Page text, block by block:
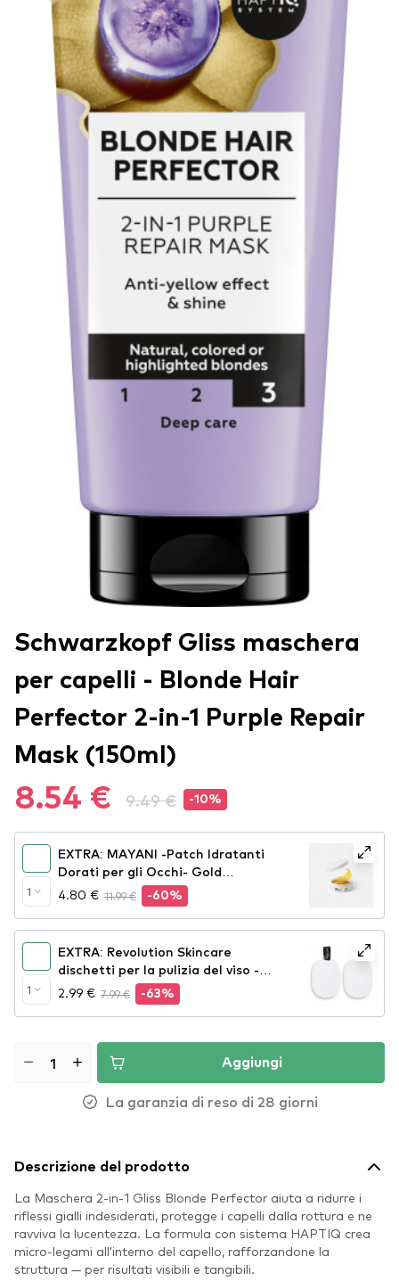
Schwarzkopf Gliss maschera
per capelli - Blonde Hair
Perfector 2-in-1 Purple Repair
Mask (150ml)
8.54 € 9.49 € -10%
1
EXTRA: MAYANI -Patch Idratanti
Dorati per gli Occhi- Gold
Hydrating Eye Patches
4.80 € 11.99 € -60%
1
EXTRA: Revolution Skincare
dischetti per la pulizia del viso -
Soft Cleansing Sponges
2.99 € 7.99 € -63%
Aggiungi
La garanzia di reso di 28 giorni
Descrizione del prodotto
La Maschera 2-in-1 Gliss Blonde Perfector aiuta a ridurre i
riflessi gialli indesiderati, protegge i capelli dalla rottura e ne
ravviva la lucentezza. La formula con sistema HAPTIQ crea
micro-legami all'interno del capello, rafforzandone la
struttura — per risultati visibili e tangibili.